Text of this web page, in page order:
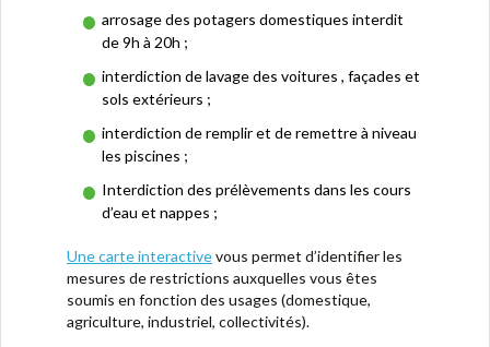
arrosage des potagers domestiques interdit
de 9h à 20h ;
interdiction de lavage des voitures , façades et
sols extérieurs ;
interdiction de remplir et de remettre à niveau
les piscines ;
Interdiction des prélèvements dans les cours
d’eau et nappes ;
Une carte interactivevous permet d’identifier les
mesures de restrictions auxquelles vous êtes
soumis en fonction des usages (domestique,
agriculture, industriel, collectivités).